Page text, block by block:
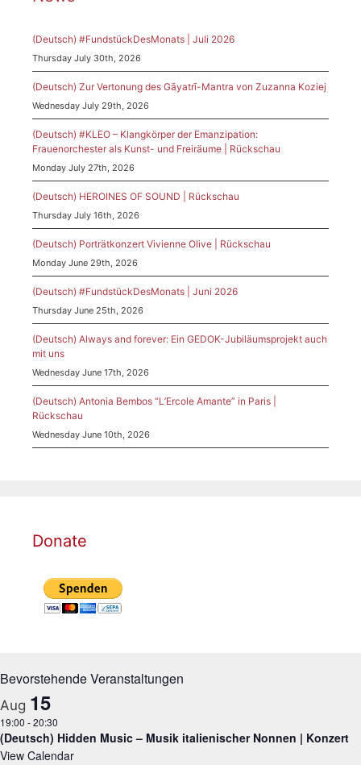
(Deutsch) #FundstückDesMonats | Juli 2026
Thursday July 30th, 2026
(Deutsch) Zur Vertonung des Gāyatrī-Mantra von Zuzanna Koziej
Wednesday July 29th, 2026
(Deutsch) #KLEO – Klangkörper der Emanzipation:
Frauenorchester als Kunst- und Freiräume | Rückschau
Monday July 27th, 2026
(Deutsch) HEROINES OF SOUND | Rückschau
Thursday July 16th, 2026
(Deutsch) Porträtkonzert Vivienne Olive | Rückschau
Monday June 29th, 2026
(Deutsch) #FundstückDesMonats | Juni 2026
Thursday June 25th, 2026
(Deutsch) Always and forever: Ein GEDOK-Jubiläumsprojekt auch
mit uns
Wednesday June 17th, 2026
(Deutsch) Antonia Bembos “L’Ercole Amante” in Paris |
Rückschau
Wednesday June 10th, 2026
Donate
Bevorstehende Veranstaltungen
Aug 15
19:00 -20:30
(Deutsch) Hidden Music – Musik italienischer Nonnen | Konzert
View Calendar